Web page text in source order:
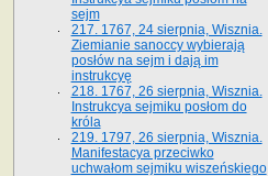
sejm
217. 1767, 24 sierpnia, Wisznia.
Ziemianie sanoccy wybierają
posłów na sejm i dają im
instrukcyę
218. 1767, 26 sierpnia, Wisznia.
Instrukcya sejmiku posłom do
króla
219. 1797, 26 sierpnia, Wisznia.
Manifestacya przeciwko
uchwałom sejmiku wiszeńskiego